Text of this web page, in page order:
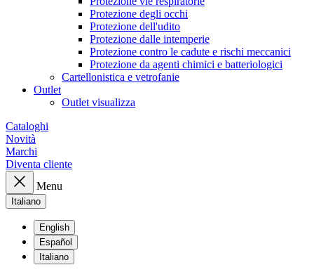
Protezione degli occhi
Protezione dell'udito
Protezione dalle intemperie
Protezione contro le cadute e rischi meccanici
Protezione da agenti chimici e batteriologici
Cartellonistica e vetrofanie
Outlet
Outlet visualizza
Cataloghi
Novità
Marchi
Diventa cliente
Menu
Italiano
English
Español
Italiano